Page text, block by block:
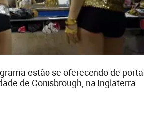
estão se oferecendo de porta
de Conisbrough, na Inglaterra